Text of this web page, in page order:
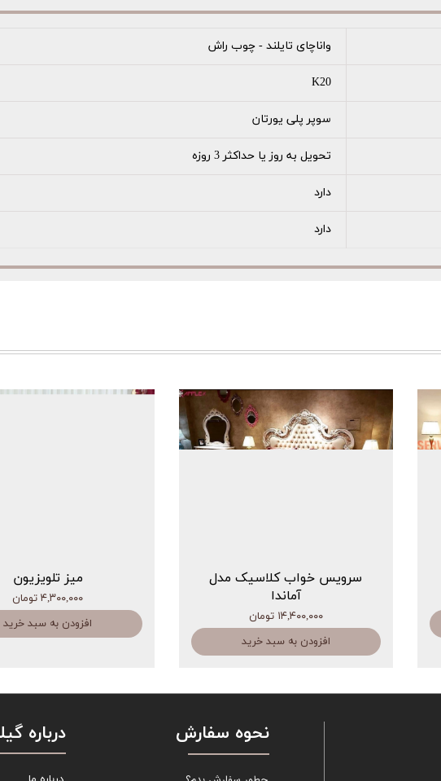
واناچای تایلند - چوب راش
K20
سوپر پلی یورتان
تحویل به روز یا حداکثر 3 روزه
دارد
دارد
سرویس خواب کلاسیک مدل
آماندا
۱۴,۴۰۰,۰۰۰ تومان
افزودن به سبد خرید
میز تلویزیون
۴,۳۰۰,۰۰۰ تومان
افزودن به سبد خرید
نحوه سفارش درباره